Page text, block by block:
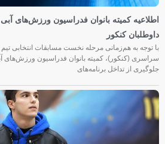
اطلاعیه کمیته بانوان فدراسیون ورزش‌های آبی
داوطلبان کنکور
با توجه به هم‌زمانی مرحله نخست مسابقات انتخابی تیم
سراسری (کنکور)، کمیته بانوان فدراسیون ورزش‌های آبی
جلوگیری از تداخل برنامه‌های